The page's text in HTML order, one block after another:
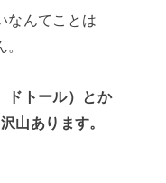
なんてことは
ドトール）とか
山あります。